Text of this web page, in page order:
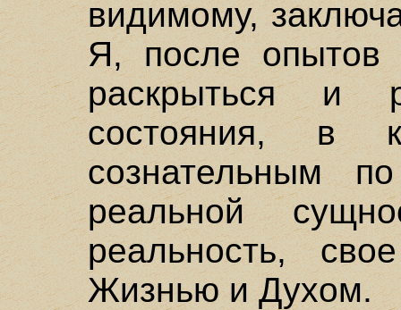
видимому,
Я, после опытов
раскрыться и
состояния, в
сознательным
реальной
реальность,
Жизнью и Духом.